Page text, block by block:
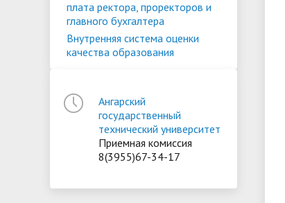
плата ректора, проректоров и
главного бухгалтера
Внутренняя система оценки
качества образования
Ангарский
государственный
технический университет
Приемная комиссия
8(3955)67-34-17